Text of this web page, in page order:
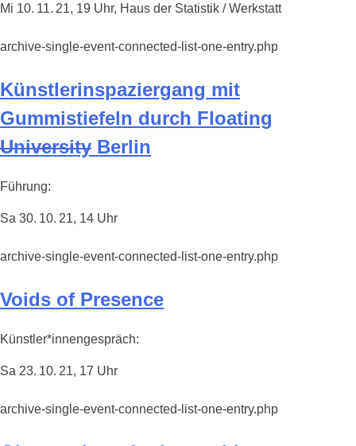
Mi 10. 11. 21, 19 Uhr, Haus der Statistik / Werkstatt
archive-single-event-connected-list-one-entry.php
Künstlerinspaziergang mit
Gummistiefeln durch Floating
University Berlin
Führung:
Sa 30. 10. 21, 14 Uhr
archive-single-event-connected-list-one-entry.php
Voids of Presence
Künstler*innengespräch:
Sa 23. 10. 21, 17 Uhr
archive-single-event-connected-list-one-entry.php